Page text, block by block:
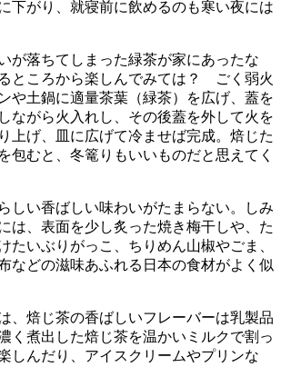
下がり、就寝前に飲めるのも寒い夜には
が落ちてしまった緑茶が家にあったな
ところから楽しんでみては？ ごく弱火
や土鍋に適量茶葉（緑茶）を広げ、蓋を
ながら火入れし、その後蓋を外して火を
上げ、皿に広げて冷ませば完成。焙じた
包むと、冬篭りもいいものだと思えてく
しい香ばしい味わいがたまらない。しみ
は、表面を少し炙った焼き梅干しや、た
たいぶりがっこ、ちりめん山椒やごま、
などの滋味あふれる日本の食材がよく似
、焙じ茶の香ばしいフレーバーは乳製品
く煮出した焙じ茶を温かいミルクで割っ
しんだり、アイスクリームやプリンな